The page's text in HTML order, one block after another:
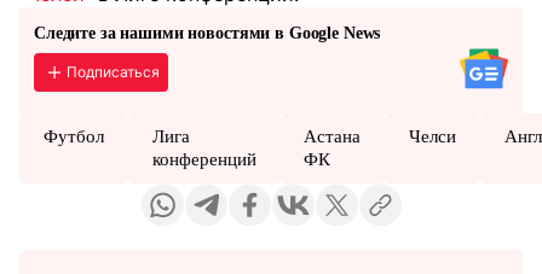
Следите за нашими новостями в Google News
Подписаться
Футбол
Лига
конференций
Астана
ФК
Челси